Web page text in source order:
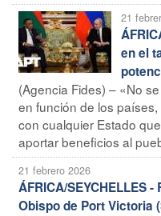
21
en el
(Agencia Fides) – «No
en función de los
con cualquier Estado
aportar beneficios al
21 febrero 2026
ÁFRICA/SEYCHELLES
Obispo de Port Victoria